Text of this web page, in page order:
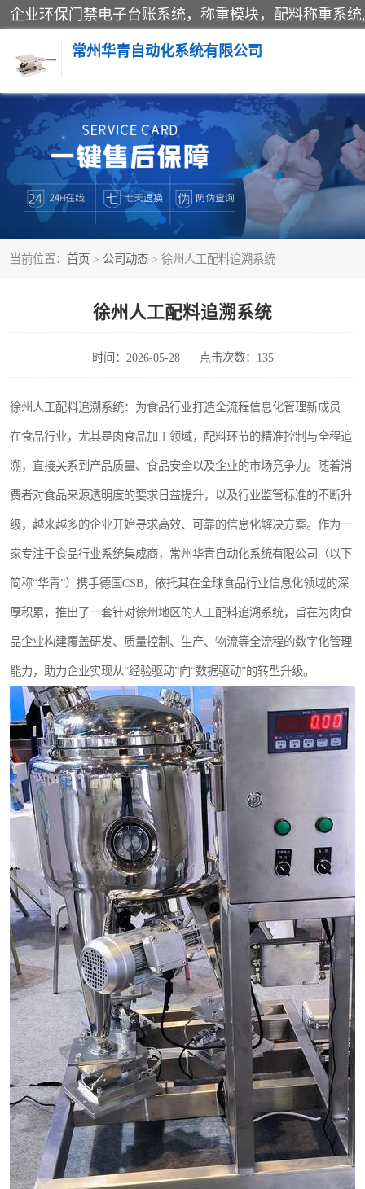
常州华青自动化系统有限公司
当前位置： 首页 > 公司动态 > 徐州人工配料追溯系统
徐州人工配料追溯系统
时间：2026-05-28 点击次数：135
徐州人工配料追溯系统：为食品行业打造全流程信息化管理新成员
在食品行业，尤其是肉食品加工领域，配料环节的精准控制与全程追
溯，直接关系到产品质量、食品安全以及企业的市场竞争力。随着消
费者对食品来源透明度的要求日益提升，以及行业监管标准的不断升
级，越来越多的企业开始寻求高效、可靠的信息化解决方案。作为一
家专注于食品行业系统集成商，常州华青自动化系统有限公司（以下
简称“华青”）携手德国CSB，依托其在全球食品行业信息化领域的深
厚积累，推出了一套针对徐州地区的人工配料追溯系统，旨在为肉食
品企业构建覆盖研发、质量控制、生产、物流等全流程的数字化管理
能力，助力企业实现从“经验驱动”向“数据驱动”的转型升级。
称重模块
手工配料系统
自动化配料系统
屠宰轨道秤
移动源环保门禁电子台账系统